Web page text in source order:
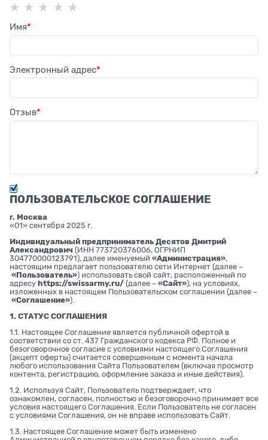
Имя
Электронный адрес
Отзыв
ПОЛЬЗОВАТЕЛЬСКОЕ СОГЛАШЕНИЕ
г. Москва
«01» сентября 2025 г.
Индивидуальный предприниматель Десятов Дмитрий
Александрович (ИНН 773720376006, ОГРНИП
304770000123791), далее именуемый «Администрация»,
настоящим предлагает пользователю сети Интернет (далее –
«Пользователь») использовать свой сайт, расположенный по
адресу https://swissarmy.ru/ (далее – «Сайт»), на условиях,
изложенных в настоящем Пользовательском соглашении (далее –
«Соглашение»).
1. СТАТУС СОГЛАШЕНИЯ
1.1. Настоящее Соглашение является публичной офертой в
соответствии со ст. 437 Гражданского кодекса РФ. Полное и
безоговорочное согласие с условиями настоящего Соглашения
(акцепт оферты) считается совершенным с момента начала
любого использования Сайта Пользователем (включая просмотр
контента, регистрацию, оформление заказа и иные действия).
1.2. Используя Сайт, Пользователь подтверждает, что
ознакомлен, согласен, полностью и безоговорочно принимает все
условия настоящего Соглашения. Если Пользователь не согласен
с условиями Соглашения, он не вправе использовать Сайт.
1.3. Настоящее Соглашение может быть изменено